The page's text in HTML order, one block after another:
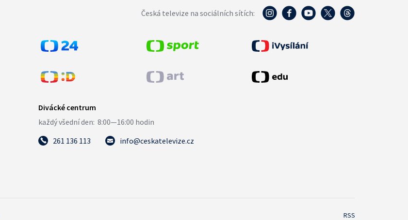
Česká televize na sociálních sítích:
261 136 113 info@ceskatelevize.cz
RSS